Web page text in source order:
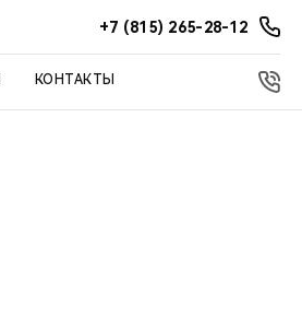
+7 (815) 265-28-12
КОНТАКТЫ